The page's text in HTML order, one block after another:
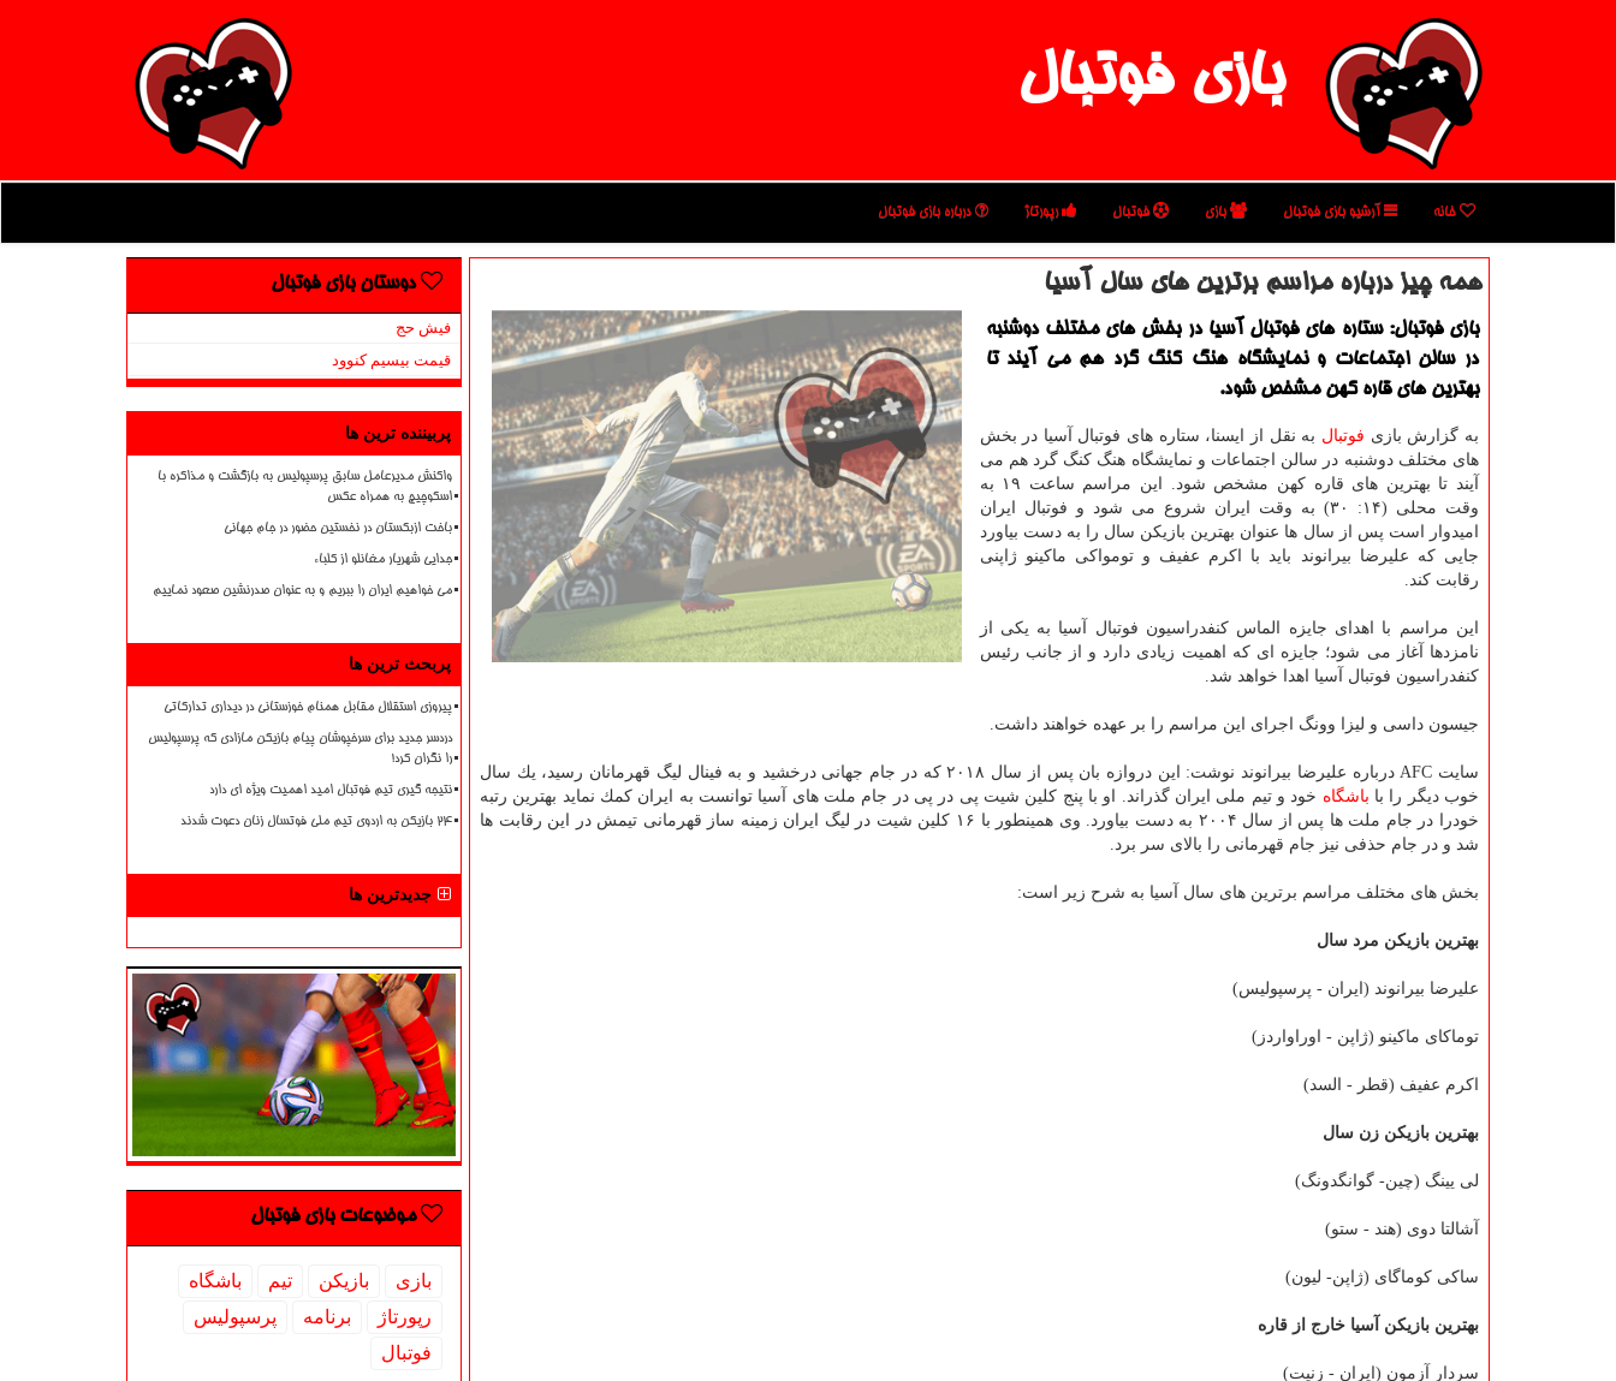
بازی فوتبال
خانه آرشیو بازی فوتبال بازی فوتبال رپورتاژ درباره بازی فوتبال
همه چیز درباره مراسم برترین های سال آسیا
بازی فوتبال: ستاره های فوتبال آسیا در بخش های مختلف دوشنبه
در سالن اجتماعات و نمایشگاه هنگ كنگ گرد هم می آیند تا
بهترین های قاره كهن مشخص شود.
به گزارش بازی فوتبال به نقل از ایسنا، ستاره های فوتبال آسیا در بخش
های مختلف دوشنبه در سالن اجتماعات و نمایشگاه هنگ كنگ گرد هم می
آیند تا بهترین های قاره كهن مشخص شود. این مراسم ساعت ۱۹ به
وقت محلی (۱۴: ۳۰) به وقت ایران شروع می شود و فوتبال ایران
امیدوار است پس از سال ها عنوان بهترین بازیكن سال را به دست بیاورد
جایی كه علیرضا بیرانوند باید با اكرم عفیف و تومواكی ماكینو ژاپنی
رقابت كند.
این مراسم با اهدای جایزه الماس كنفدراسیون فوتبال آسیا به یكی از
نامزدها آغاز می شود؛ جایزه ای كه اهمیت زیادی دارد و از جانب رئیس
كنفدراسیون فوتبال آسیا اهدا خواهد شد.
جیسون داسی و لیزا وونگ اجرای این مراسم را بر عهده خواهند داشت.
سایت AFC درباره علیرضا بیرانوند نوشت: این دروازه بان پس از سال ۲۰۱۸ كه در جام جهانی درخشید و به فینال لیگ قهرمانان رسید، یك سال
خوب دیگر را با باشگاه خود و تیم ملی ایران گذراند. او با پنج كلین شیت پی در پی در جام ملت های آسیا توانست به ایران كمك نماید بهترین رتبه
خودرا در جام ملت ها پس از سال ۲۰۰۴ به دست بیاورد. وی همینطور با ۱۶ كلین شیت در لیگ ایران زمینه ساز قهرمانی تیمش در این رقابت ها
شد و در جام حذفی نیز جام قهرمانی را بالای سر برد.
بخش های مختلف مراسم برترین های سال آسیا به شرح زیر است:
بهترین بازیكن مرد سال
علیرضا بیرانوند (ایران - پرسپولیس)
توماكای ماكینو (ژاپن - اوراواردز)
اكرم عفیف (قطر - السد)
بهترین بازیكن زن سال
لی یینگ (چین- گوانگدونگ)
آشالتا دوی (هند - ستو)
ساكی كوماگای (ژاپن- لیون)
بهترین بازیكن آسیا خارج از قاره
سردار آزمون (ایران - زنیت)
دوستان بازی فوتبال
فیش حج
قیمت بیسیم کنوود
پربیننده ترین ها
واکنش مدیرعامل سابق پرسپولیس به بازگشت و مذاکره با
اسکوچیچ به همراه عکس
باخت ازبکستان در نخستین حضور در جام جهانی
جدایی شهریار مغانلو از کلباء
می خواهیم ایران را ببریم و به عنوان صدرنشین صعود نماییم
پربحث ترین ها
پیروزی استقلال مقابل همنام خوزستانی در دیداری تدارکاتی
دردسر جدید برای سرخپوشان پیام بازیکن مازادی که پرسپولیس
را نگران کرد!
نتیجه گیری تیم فوتبال امید اهمیت ویژه ای دارد
۲۴ بازیکن به اردوی تیم ملی فوتسال زنان دعوت شدند
جدیدترین ها
موضوعات بازی فوتبال
بازی بازیكن تیم
باشگاه
رپورتاژ
برنامه
پرسپولیس
فوتبال